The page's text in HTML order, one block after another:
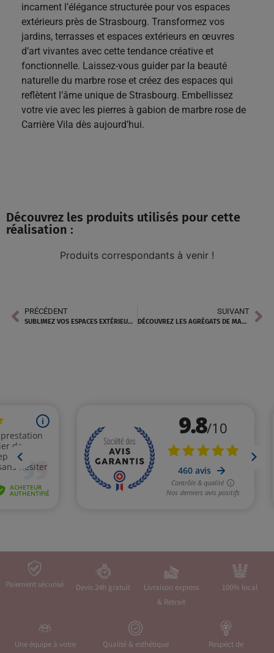
incarnent l’élégance structurée pour vos espaces
extérieurs près de Strasbourg. Transformez vos
jardins, terrasses et espaces extérieurs en œuvres
d’art vivantes avec cette tendance créative et
fonctionnelle. Laissez-vous guider par la beauté
naturelle du marbre rose et créez des espaces qui
reflètent l’âme unique de Strasbourg. Embellissez
votre vie avec les pierres à gabion de marbre rose de
Carrière Vila dès aujourd’hui.
Découvrez les produits utilisés pour cette
réalisation :
Produits correspondants à venir !
PRÉCÉDENT
SUBLIMEZ VOS ESPACES EXTÉRIEURS À NICE AVEC LES GALETS DE MARBRE ROSE
SUIVANT
DÉCOUVREZ LES AGRÉGATS DE MARBRE ROSE CHEZ CARRIÈRE VILA PRÈS DE BERRE L’ÉTANG
Paiement sécurisé Devis 24h gratuit
Livraison express
& Retrait
100% local
Une équipe à votre
Qualité & esthétique
Respect de